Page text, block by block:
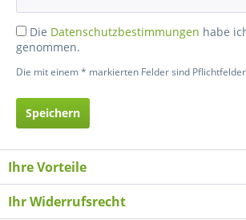
Die Datenschutzbestimmungen habe
genommen.
Die mit einem * markierten Felder sind
Speichern
Ihre Vorteile
Ihr Widerrufsrecht